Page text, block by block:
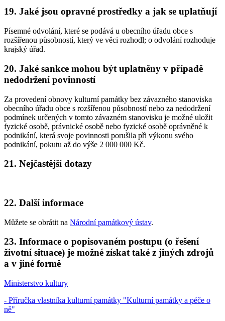
19. Jaké jsou opravné prostředky a jak se uplatňují
Písemné odvolání, které se podává u obecního úřadu obce s
rozšířenou působností, který ve věci rozhodl; o odvolání rozhoduje
krajský úřad.
20. Jaké sankce mohou být uplatněny v případě
nedodržení povinností
Za provedení obnovy kulturní památky bez závazného stanoviska
obecního úřadu obce s rozšířenou působností nebo za nedodržení
podmínek určených v tomto závazném stanovisku je možné uložit
fyzické osobě, právnické osobě nebo fyzické osobě oprávněné k
podnikání, která svoje povinnosti porušila při výkonu svého
podnikání, pokutu až do výše 2 000 000 Kč.
21. Nejčastější dotazy
22. Další informace
Můžete se obrátit na Národní památkový ústav.
23. Informace o popisovaném postupu (o řešení
životní situace) je možné získat také z jiných zdrojů
a v jiné formě
Ministerstvo kultury
- Příručka vlastníka kulturní památky "Kulturní památky a péče o
ně"